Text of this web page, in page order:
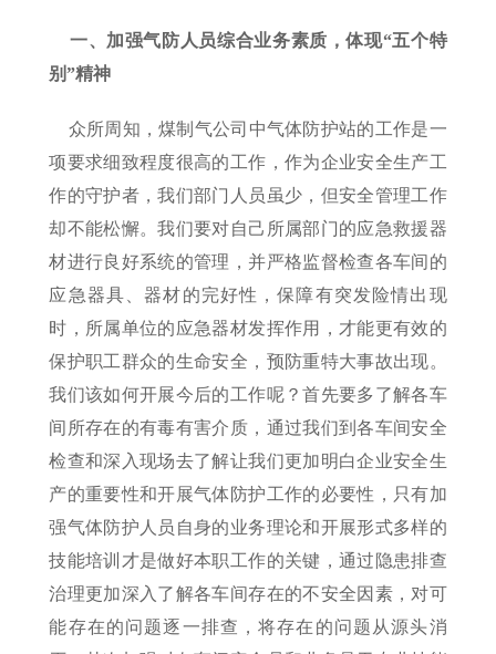
一、加强气防人员综合业务素质，体现“五个特
别”精神
众所周知，煤制气公司中气体防护站的工作是一
项要求细致程度很高的工作，作为企业安全生产工
作的守护者，我们部门人员虽少，但安全管理工作
却不能松懈。我们要对自己所属部门的应急救援器
材进行良好系统的管理，并严格监督检查各车间的
应急器具、器材的完好性，保障有突发险情出现
时，所属单位的应急器材发挥作用，才能更有效的
保护职工群众的生命安全，预防重特大事故出现。
我们该如何开展今后的工作呢？首先要多了解各车
间所存在的有毒有害介质，通过我们到各车间安全
检查和深入现场去了解让我们更加明白企业安全生
产的重要性和开展气体防护工作的必要性，只有加
强气体防护人员自身的业务理论和开展形式多样的
技能培训才是做好本职工作的关键，通过隐患排查
治理更加深入了解各车间存在的不安全因素，对可
能存在的问题逐一排查，将存在的问题从源头消